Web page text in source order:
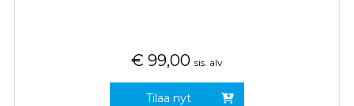
€ 99,00 sis. alv
Tilaa nyt